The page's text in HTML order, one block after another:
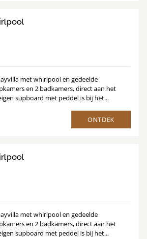
met whirlpool en gedeelde
en 2 badkamers, direct aan het
supboard met peddel is bij het...
ONTDEK
9.4
met whirlpool en gedeelde
en 2 badkamers, direct aan het
supboard met peddel is bij het...